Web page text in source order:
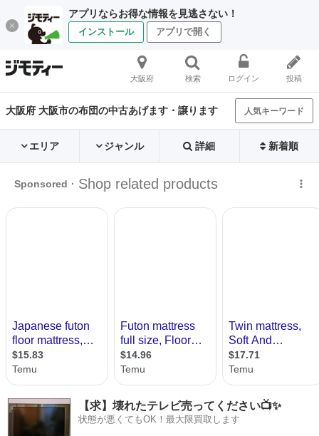
アプリならお得な情報を見逃さない！
インストール アプリで開く
大阪府 検索 ログイン 投稿
大阪府 大阪市の布団の中古あげます・譲ります 人気キーワード
エリア ジャンル 詳細 新着順
【求】壊れたテレビ売ってください📺✨
状態が悪くてもOK！最大限買取します